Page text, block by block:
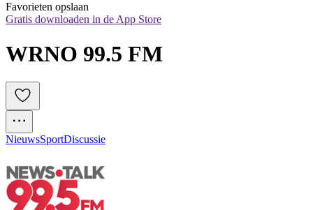
Favorieten opslaan
Gratis downloaden in de App Store
WRNO 99.5 FM
NieuwsSportDiscussie